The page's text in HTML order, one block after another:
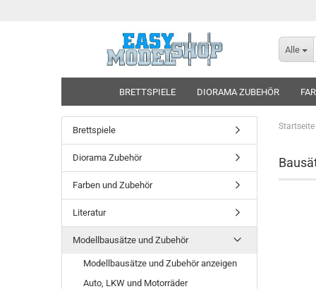
Alle
BRETTSPIELE DIORAMA ZUBEHÖR
Startseite
Brettspiele
Diorama Zubehör
Farben und Zubehör
Literatur
Modellbausätze und Zubehör
Modellbausätze und Zubehör anzeigen
Auto, LKW und Motorräder